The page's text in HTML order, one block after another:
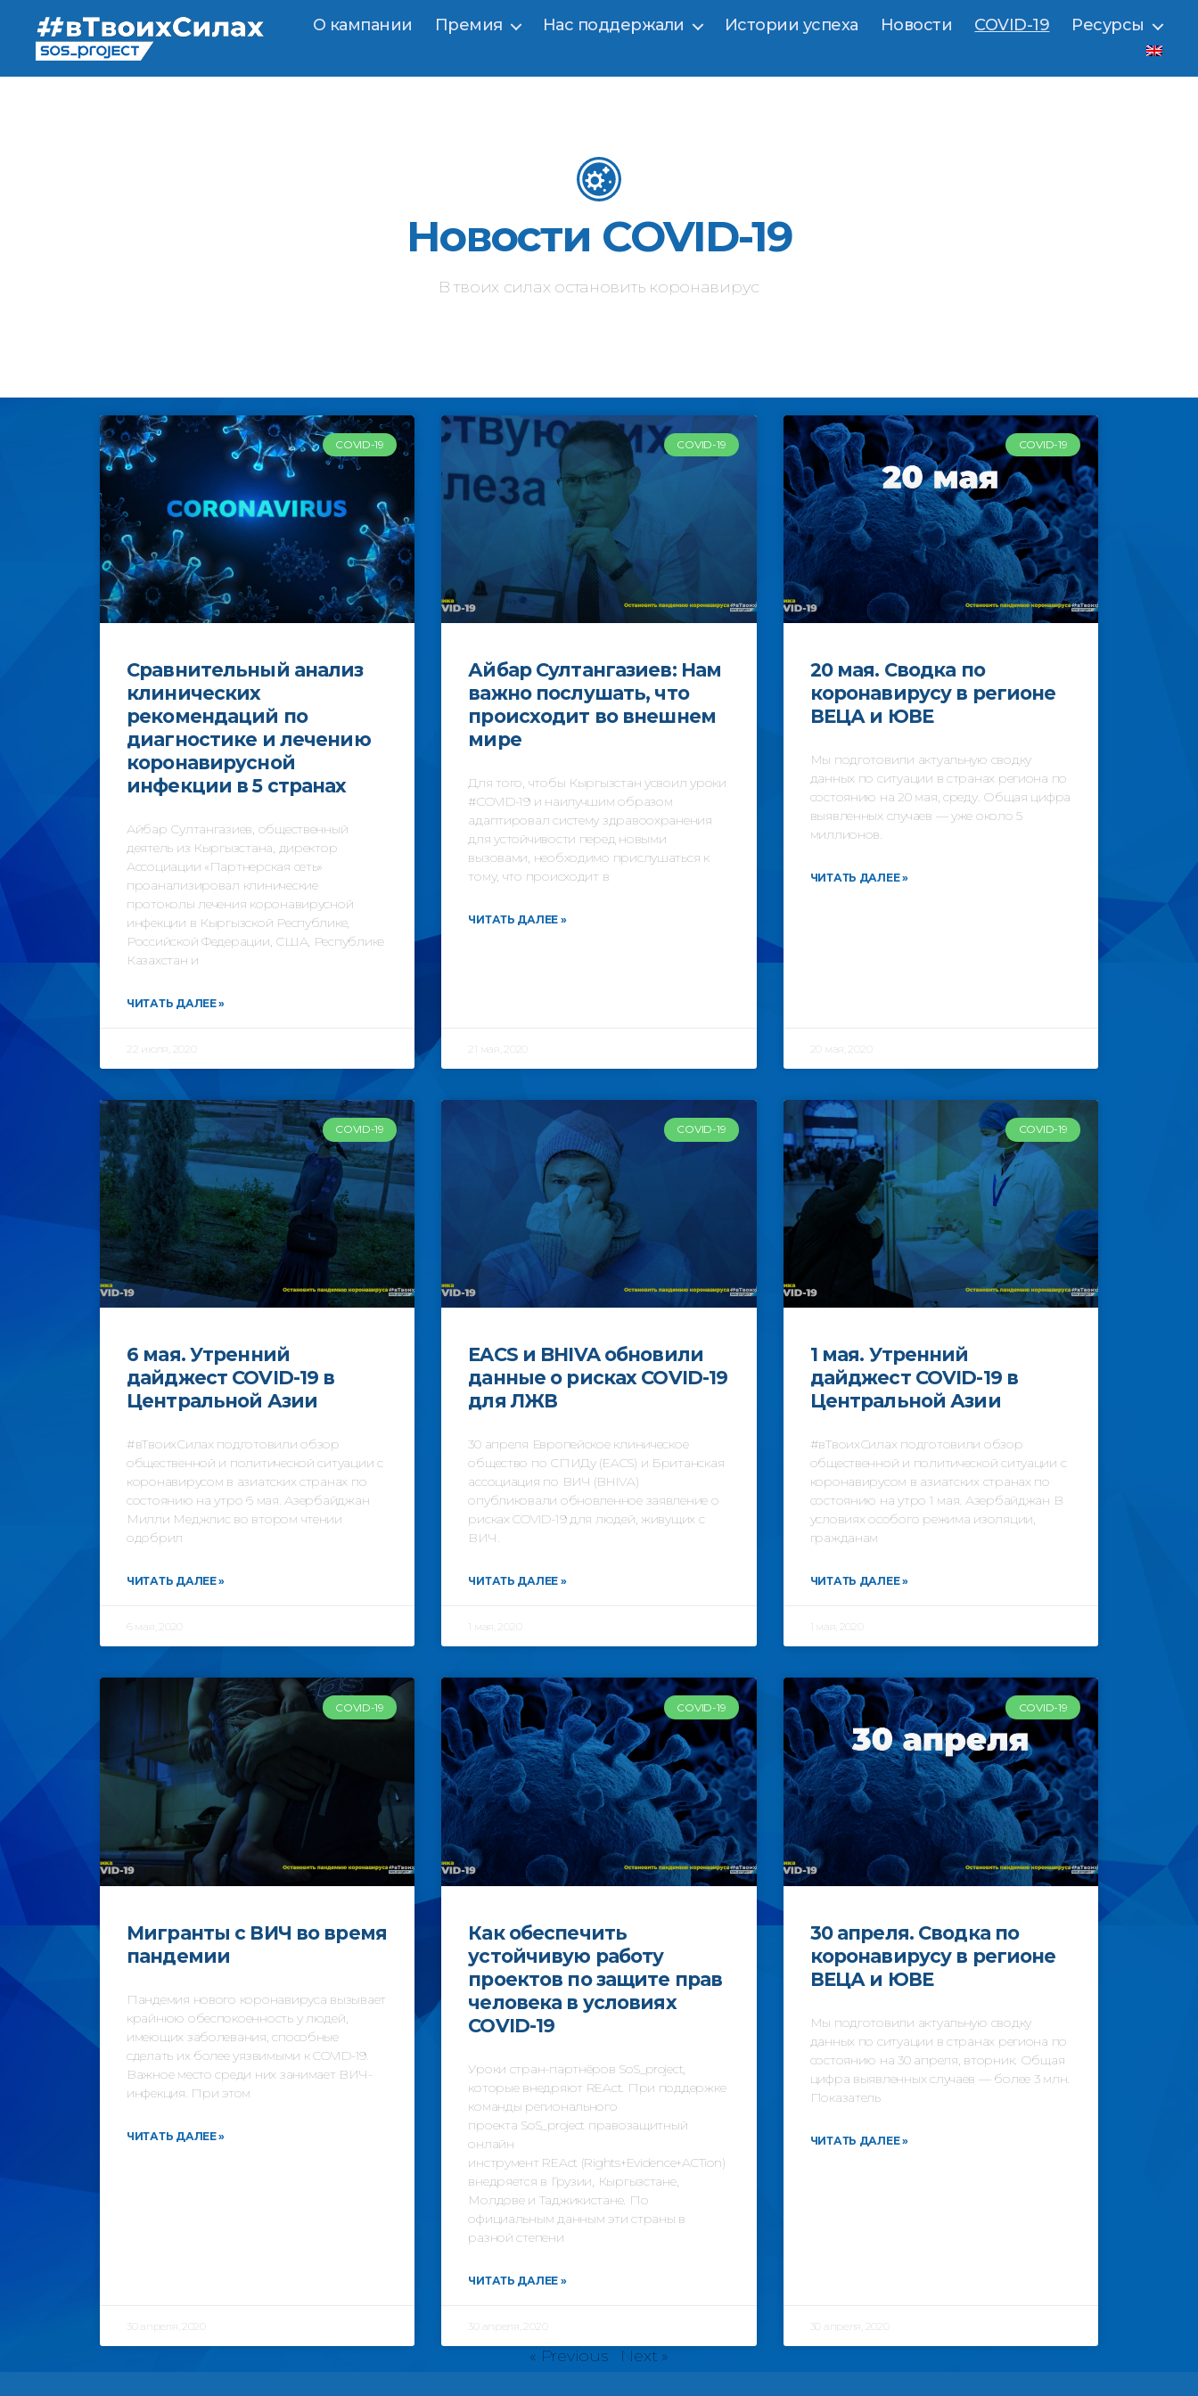
Информационная кампания #вТвоихСилах остановить эпидемию ВИЧ
О кампании Премия Нас поддержали Истории успеха Новости COVID-19 Ресурсы
Новости COVID-19
В твоих силах остановить коронавирус
COVID-19
Сравнительный анализ
клинических
рекомендаций по
диагностике и лечению
коронавирусной
инфекции в 5 странах
Айбар Султангазиев, общественный
деятель из Кыргызстана, директор
Ассоциации «Партнерская сеть»
проанализировал клинические
протоколы лечения коронавирусной
инфекции в Кыргызской Республике,
Российской Федерации, США, Республике
Казахстан и
ЧИТАТЬ ДАЛЕЕ »
22 июля, 2020
COVID-19
Айбар Султангазиев: Нам
важно послушать, что
происходит во внешнем
мире
Для того, чтобы Кыргызстан усвоил уроки
#COVID-19 и наилучшим образом
адаптировал систему здравоохранения
для устойчивости перед новыми
вызовами, необходимо прислушаться к
тому, что происходит в
ЧИТАТЬ ДАЛЕЕ »
21 мая, 2020
COVID-19
20 мая. Сводка по
коронавирусу в регионе
ВЕЦА и ЮВЕ
Мы подготовили актуальную сводку
данных по ситуации в странах региона по
состоянию на 20 мая, среду. Общая цифра
выявленных случаев — уже около 5
миллионов.
ЧИТАТЬ ДАЛЕЕ »
20 мая, 2020
COVID-19
6 мая. Утренний
дайджест COVID-19 в
Центральной Азии
#вТвоихСилах подготовили обзор
общественной и политической ситуации с
коронавирусом в азиатских странах по
состоянию на утро 6 мая. Азербайджан
Милли Меджлис во втором чтении
одобрил
ЧИТАТЬ ДАЛЕЕ »
6 мая, 2020
COVID-19
EACS и BHIVA обновили
данные о рисках COVID-19
для ЛЖВ
30 апреля Европейское клиническое
общество по СПИДу (EACS) и Британская
ассоциация по ВИЧ (BHIVA)
опубликовали обновленное заявление о
рисках COVID-19 для людей, живущих с
ВИЧ.
ЧИТАТЬ ДАЛЕЕ »
1 мая, 2020
COVID-19
1 мая. Утренний
дайджест COVID-19 в
Центральной Азии
#вТвоихСилах подготовили обзор
общественной и политической ситуации с
коронавирусом в азиатских странах по
состоянию на утро 1 мая. Азербайджан В
условиях особого режима изоляции,
гражданам
ЧИТАТЬ ДАЛЕЕ »
1 мая, 2020
COVID-19
Мигранты с ВИЧ во время
пандемии
Пандемия нового коронавируса вызывает
крайнюю обеспокоенность у людей,
имеющих заболевания, способные
сделать их более уязвимыми к COVID-19.
Важное место среди них занимает ВИЧ-
инфекция. При этом
ЧИТАТЬ ДАЛЕЕ »
30 апреля, 2020
COVID-19
Как обеспечить
устойчивую работу
проектов по защите прав
человека в условиях
COVID-19
Уроки стран-партнёров SoS_project,
которые внедряют REAct. При поддержке
команды регионального
проекта SoS_project правозащитный
онлайн
инструмент REAct (Rights+Evidence+ACTion)
внедряется в Грузии, Кыргызстане,
Молдове и Таджикистане. По
официальным данным эти страны в
разной степени
ЧИТАТЬ ДАЛЕЕ »
30 апреля, 2020
COVID-19
30 апреля. Сводка по
коронавирусу в регионе
ВЕЦА и ЮВЕ
Мы подготовили актуальную сводку
данных по ситуации в странах региона по
состоянию на 30 апреля, вторник. Общая
цифра выявленных случаев — более 3 млн.
Показатель
ЧИТАТЬ ДАЛЕЕ »
30 апреля, 2020
« Previous Next »